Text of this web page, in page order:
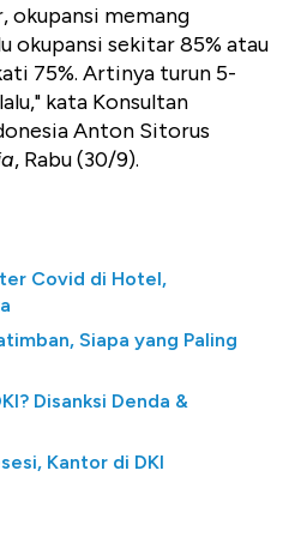
okupansi memang
okupansi sekitar 85% atau
75%. Artinya turun 5-
kata Konsultan
Anton Sitorus
, Rabu (30/9).
Covid di Hotel,
Siapa yang Paling
Disanksi Denda &
Kantor di DKI